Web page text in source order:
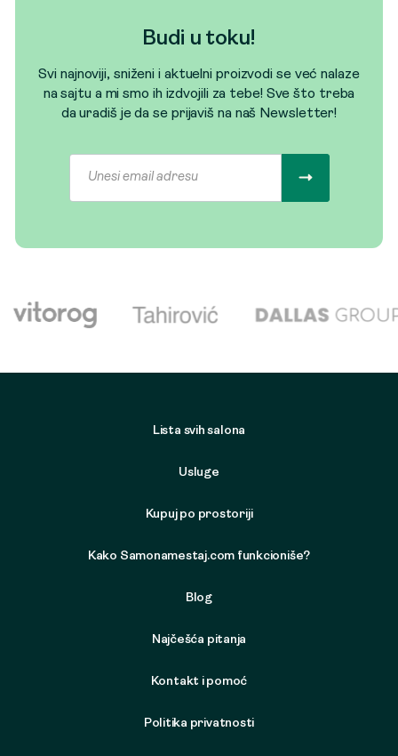
Budi u toku!
Svi najnoviji, sniženi i aktuelni proizvodi se već nalaze
na sajtu a mi smo ih izdvojili za tebe! Sve što treba
da uradiš je da se prijaviš na naš Newsletter!
Lista svih salona
Usluge
Kupuj po prostoriji
Kako Samonamestaj.com funkcioniše?
Blog
Najčešća pitanja
Kontakt i pomoć
Politika privatnosti